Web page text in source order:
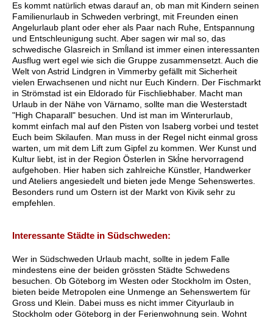
Es kommt natürlich etwas darauf an, ob man mit Kindern seinen
Familienurlaub in Schweden verbringt, mit Freunden einen
Angelurlaub plant oder eher als Paar nach Ruhe, Entspannung
und Entschleunigung sucht. Aber sagen wir mal so, das
schwedische Glasreich in Smĺland ist immer einen interessanten
Ausflug wert egel wie sich die Gruppe zusammensetzt. Auch die
Welt von Astrid Lindgren in Vimmerby gefällt mit Sicherheit
vielen Erwachsenen und nicht nur Euch Kindern. Der Fischmarkt
in Strömstad ist ein Eldorado für Fischliebhaber. Macht man
Urlaub in der Nähe von Värnamo, sollte man die Westerstadt
"High Chaparall" besuchen. Und ist man im Winterurlaub,
kommt einfach mal auf den Pisten von Isaberg vorbei und testet
Euch beim Skilaufen. Man muss in der Regel nicht einmal gross
warten, um mit dem Lift zum Gipfel zu kommen. Wer Kunst und
Kultur liebt, ist in der Region Österlen in Skĺne hervorragend
aufgehoben. Hier haben sich zahlreiche Künstler, Handwerker
und Ateliers angesiedelt und bieten jede Menge Sehenswertes.
Besonders rund um Ostern ist der Markt von Kivik sehr zu
empfehlen.
Interessante Städte in Südschweden:
Wer in Südschweden Urlaub macht, sollte in jedem Falle
mindestens eine der beiden grössten Städte Schwedens
besuchen. Ob Göteborg im Westen oder Stockholm im Osten,
bieten beide Metropolen eine Unmenge an Sehenswertem für
Gross und Klein. Dabei muss es nicht immer Cityurlaub in
Stockholm oder Göteborg in der Ferienwohnung sein. Wohnt